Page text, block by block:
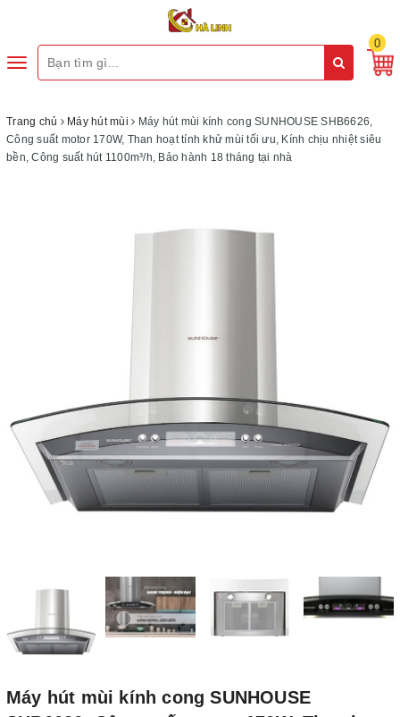
Toggle
0
Trang chủ Máy hút mùi
Máy hút mùi kính cong SUNHOUSE SHB6626,
Công suất motor 170W, Than hoạt tính khử mùi tối ưu, Kính chịu nhiệt siêu
bền, Công suất hút 1100m³/h, Bảo hành 18 tháng tại nhà
Máy hút mùi kính cong SUNHOUSE